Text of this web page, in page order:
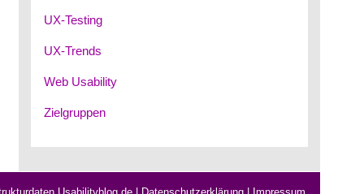
UX-Testing
UX-Trends
Web Usability
Zielgruppen